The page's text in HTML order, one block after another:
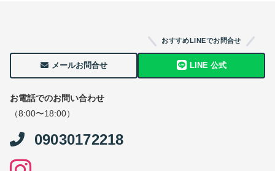
メールお問合せ
おすすめLINEでお問合せ
LINE 公式
お電話でのお問い合わせ
（8:00〜18:00）
09030172218